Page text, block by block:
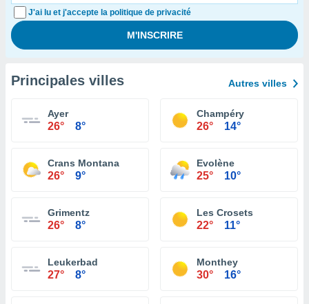
J'ai lu et j'accepte la politique de privacité
Principales villes Autres villes
Ayer
26° 8°
Champéry
26° 14°
Crans Montana
26° 9°
Evolène
25° 10°
Grimentz
26° 8°
Les Crosets
22° 11°
Leukerbad
27° 8°
Monthey
30° 16°